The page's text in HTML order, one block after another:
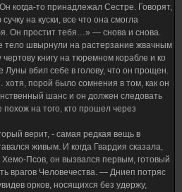
когда-то принадлежал Сестре. Говорят,
на куски, все что она смогла
Он простит тебя…» — снова и снова.
тело швырнули на растерзание жвачным
книгу на тюремном корабле и ко
вбил себе в голову, что он прощен.
порой было сомнения в том, как он
шанс и он должен следовать
на того, кто прошел через
верит, - самая редкая вещь в
живым. И когда Гвардия сказала,
Псов, он вызвался первым, готовый
врагов Человечества. — Дниеп потряс
орков, носящихся без удержу,